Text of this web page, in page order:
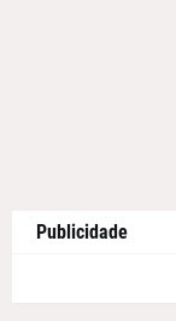
Publicidade